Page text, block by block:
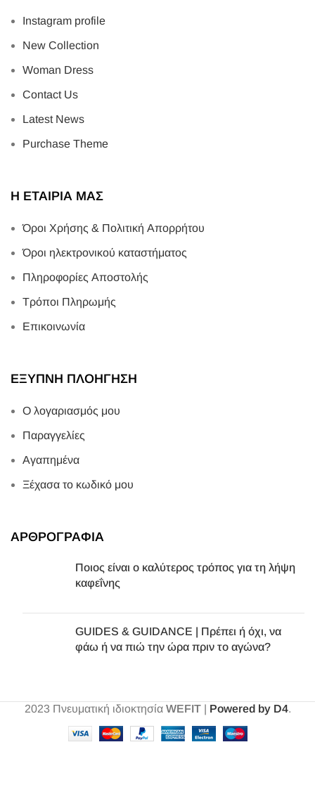
Instagram profile
New Collection
Woman Dress
Contact Us
Latest News
Purchase Theme
Η ΕΤΑΙΡΙΑ ΜΑΣ
Όροι Χρήσης & Πολιτική Απορρήτου
Όροι ηλεκτρονικού καταστήματος
Πληροφορίες Αποστολής
Τρόποι Πληρωμής
Επικοινωνία
ΕΞΥΠΝΗ ΠΛΟΗΓΗΣΗ
Ο λογαριασμός μου
Παραγγελίες
Αγαπημένα
Ξέχασα το κωδικό μου
ΑΡΘΡΟΓΡΑΦΙΑ
Ποιος είναι ο καλύτερος τρόπος για τη λήψη
καφεΐνης
GUIDES & GUIDANCE | Πρέπει ή όχι, να
φάω ή να πιώ την ώρα πριν το αγώνα?
2023 Πνευματική ιδιοκτησία WEFIT| Powered by D4.